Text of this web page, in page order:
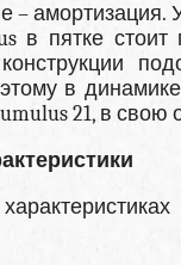
– амортизация.
в пятке стоит
в
21, в